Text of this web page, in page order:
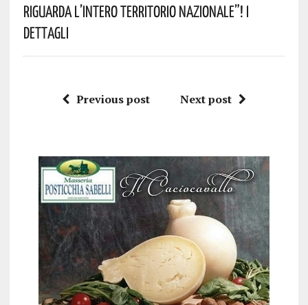
Riguarda L’intero Territorio Nazionale”! I
Dettagli
Previous post Next post